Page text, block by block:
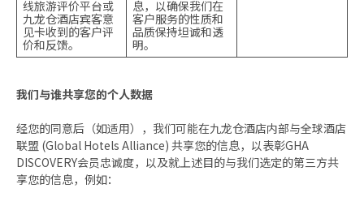
线旅游评价平台或
九龙仓酒店宾客意
见卡收到的客户评
价和反馈。
息，以确保我们在
客户服务的性质和
品质保持坦诚和透
明。
我们与谁共享您的个人数据
经您的同意后（如适用），我们可能在九龙仓酒店内部与全球酒店
联盟 (Global Hotels Alliance) 共享您的信息，以表彰GHA
DISCOVERY会员忠诚度，以及就上述目的与我们选定的第三方共
享您的信息，例如：